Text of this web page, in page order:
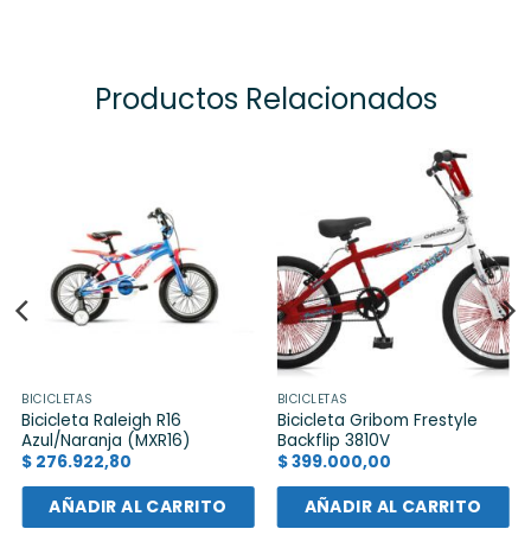
Productos Relacionados
BICICLETAS
Bicicleta Raleigh R16
Azul/Naranja (MXR16)
$ 276.922,80
AÑADIR AL CARRITO
BICICLETAS
Bicicleta Gribom Frestyle
Backflip 3810V
$399.000,00
AÑADIR AL CARRITO